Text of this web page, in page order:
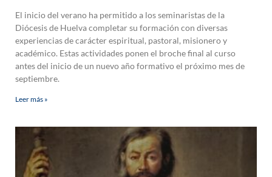
El inicio del verano ha permitido a los seminaristas de la
Diócesis de Huelva completar su formación con diversas
experiencias de carácter espiritual, pastoral, misionero y
académico. Estas actividades ponen el broche final al curso
antes del inicio de un nuevo año formativo el próximo mes de
septiembre.
Leer más »